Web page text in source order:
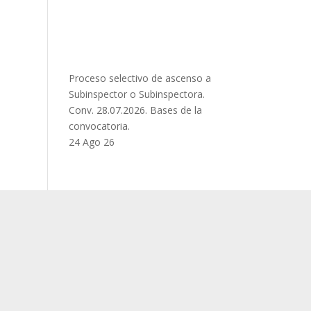
Proceso selectivo de ascenso a
Subinspector o Subinspectora.
Conv. 28.07.2026. Bases de la
convocatoria.
24 Ago 26